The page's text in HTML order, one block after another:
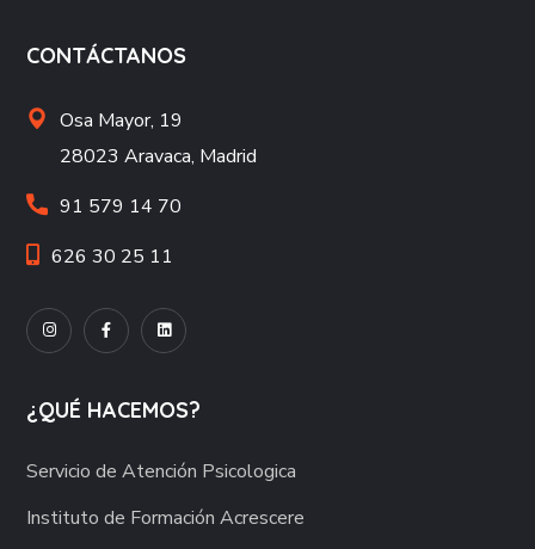
CONTÁCTANOS
Osa Mayor, 19
28023 Aravaca, Madrid
91 579 14 70
626 30 25 11
¿QUÉ HACEMOS?
Servicio de Atención Psicologica
Instituto de Formación Acrescere